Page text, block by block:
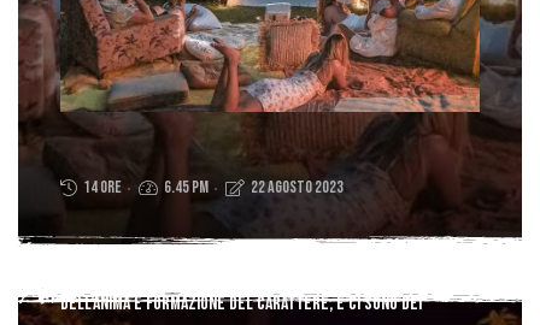
14 ore 6.45 PM 22 Agosto 2023
Camping Albaemi
dell’anima e formazione del carattere, e ci sono dei